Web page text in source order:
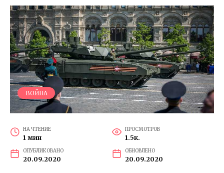
ВОЙНА
НА ЧТЕНИЕ
1 мин
ПРОСМОТРОВ
1.5к.
ОПУБЛИКОВАНО
20.09.2020
ОБНОВЛЕНО
20.09.2020